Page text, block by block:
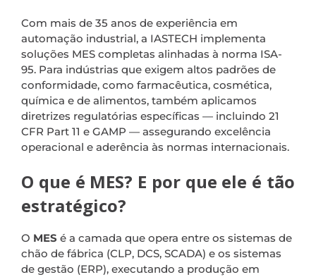
Com mais de 35 anos de experiência em
automação industrial, a IASTECH implementa
soluções MES completas alinhadas à norma ISA-
95. Para indústrias que exigem altos padrões de
conformidade, como farmacêutica, cosmética,
química e de alimentos, também aplicamos
diretrizes regulatórias específicas — incluindo 21
CFR Part 11 e GAMP — assegurando excelência
operacional e aderência às normas internacionais.
O que é MES? E por que ele é tão
estratégico?
O MES é a camada que opera entre os sistemas de
chão de fábrica (CLP, DCS, SCADA) e os sistemas
de gestão (ERP), executando a produção em